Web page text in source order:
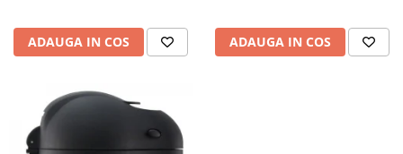
ADAUGA IN COS ADAUGA IN COS